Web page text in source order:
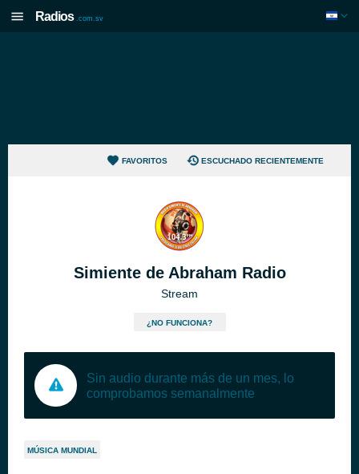
Radios .com.sv
FAVORITOS ESCUCHADO RECIENTEMENTE
Simiente de Abraham Radio
Stream
¿NO FUNCIONA?
Sin audio durante más de un mes, lo
comprobamos semanalmente
MÚSICA MUNDIAL